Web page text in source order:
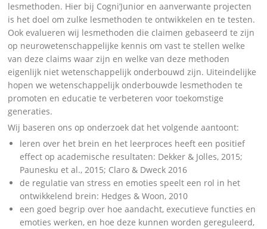
lesmethoden. Hier bij Cogni’Junior en aanverwante projecten
is het doel om zulke lesmethoden te ontwikkelen en te testen.
Ook evalueren wij lesmethoden die claimen gebaseerd te zijn
op neurowetenschappelijke kennis om vast te stellen welke
van deze claims waar zijn en welke van deze methoden
eigenlijk niet wetenschappelijk onderbouwd zijn. Uiteindelijke
hopen we wetenschappelijk onderbouwde lesmethoden te
promoten en educatie te verbeteren voor toekomstige
generaties.
Wij baseren ons op onderzoek dat het volgende aantoont:
leren over het brein en het leerproces heeft een positief
effect op academische resultaten: Dekker & Jolles, 2015;
Paunesku et al., 2015; Claro & Dweck 2016
de regulatie van stress en emoties speelt een rol in het
ontwikkelend brein: Hedges & Woon, 2010
een goed begrip over hoe aandacht, executieve functies en
emoties werken, en hoe deze kunnen worden gereguleerd,